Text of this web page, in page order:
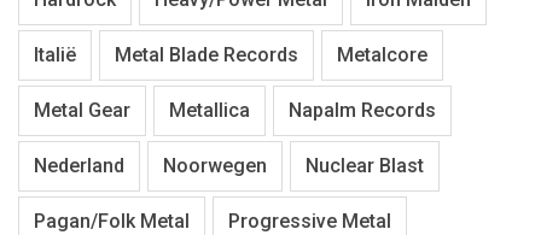
Italië Metal Blade Records Metalcore
Metal Gear Metallica Napalm Records
Nederland Noorwegen Nuclear Blast
Pagan/Folk Metal Progressive Metal